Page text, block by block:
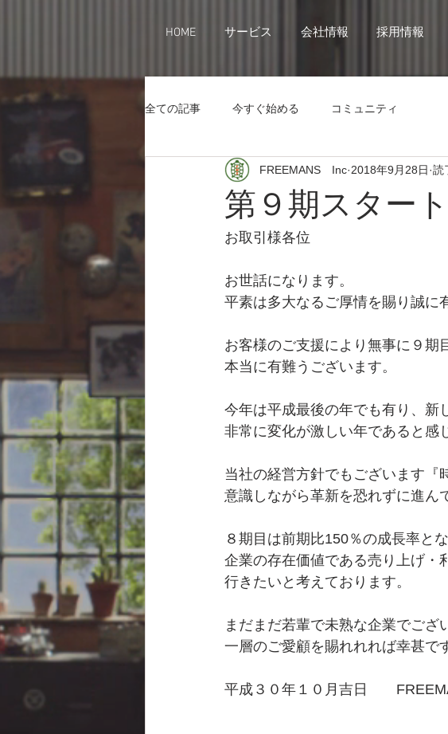
HOME サービス 会社情報 採用情報
全ての記事 今すぐ始める コミュニティ
第９期スタート
FREEMANS Inc 2018年9月28日 読
お取引様各位
お世話になります。
平素は多大なるご厚情を賜り誠に
お客様のご支援により無事に９期
本当に有難うございます。
今年は平成最後の年でも有り、新
非常に変化が激しい年であると感
当社の経営方針でもございます『
意識しながら革新を恐れずに進ん
８期目は前期比150％の成長率と
企業の存在価値である売り上げ・
行きたいと考えております。
まだまだ若輩で未熟な企業でござ
一層のご愛顧を賜れれれば幸甚で
平成３０年１０月吉日　　